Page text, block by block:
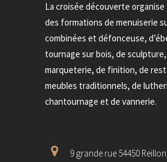
La croisée découverte organise
des formations de menuiserie
combinées et défonceuse,
tournage sur bois, de
marqueterie, de finition, de
meubles traditionnels, de
chantournage et de vannerie.
9 grande rue 54450 Reillon